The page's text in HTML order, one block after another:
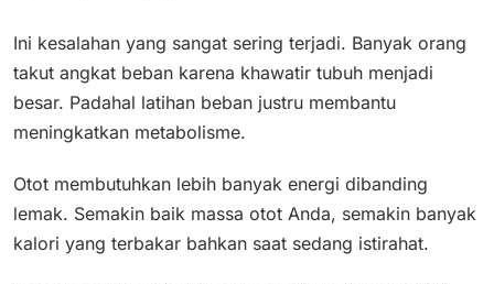
Ini kesalahan yang sangat sering terjadi. Banyak orang
takut angkat beban karena khawatir tubuh menjadi
besar. Padahal latihan beban justru membantu
meningkatkan metabolisme.
Otot membutuhkan lebih banyak energi dibanding
lemak. Semakin baik massa otot Anda, semakin banyak
kalori yang terbakar bahkan saat sedang istirahat.